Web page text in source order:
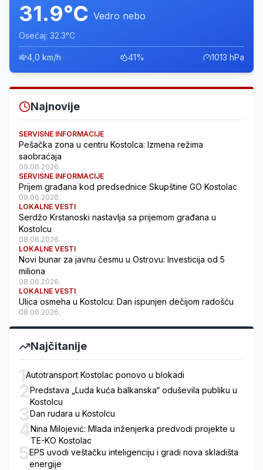
31.9°C Vedro nebo
Osećaj: 32.3°C
4,0 km/h 41% 1013 hPa
Najnovije
SERVISNE INFORMACIJE
Pešačka zona u centru Kostolca: Izmena režima
saobraćaja
09.06.2026.
SERVISNE INFORMACIJE
Prijem građana kod predsednice Skupštine GO Kostolac
09.06.2026.
LOKALNE VESTI
Serdžo Krstanoski nastavlja sa prijemom građana u
Kostolcu
08.06.2026.
LOKALNE VESTI
Novi bunar za javnu česmu u Ostrovu: Investicija od 5
miliona
08.06.2026.
LOKALNE VESTI
Ulica osmeha u Kostolcu: Dan ispunjen dečijom radošću
08.06.2026.
Najčitanije
1Autotransport Kostolac ponovo u blokadi
2Predstava „Luda kuća balkanska“ oduševila publiku u
Kostolcu
3Dan rudara u Kostolcu
4Nina Milojević: Mlada inženjerka predvodi projekte u
TE-KO Kostolac
5EPS uvodi veštačku inteligenciju i gradi nova skladišta
energije